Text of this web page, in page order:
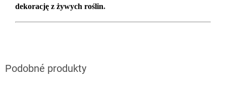
dekorację z żywych roślin.